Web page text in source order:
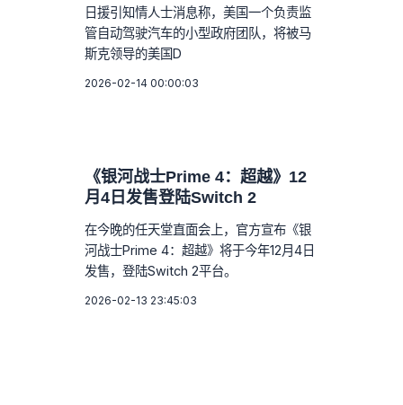
日援引知情人士消息称，美国一个负责监
管自动驾驶汽车的小型政府团队，将被马
斯克领导的美国D
2026-02-14 00:00:03
《银河战士Prime 4：超越》12
月4日发售登陆Switch 2
在今晚的任天堂直面会上，官方宣布《银
河战士Prime 4：超越》将于今年12月4日
发售，登陆Switch 2平台。
2026-02-13 23:45:03